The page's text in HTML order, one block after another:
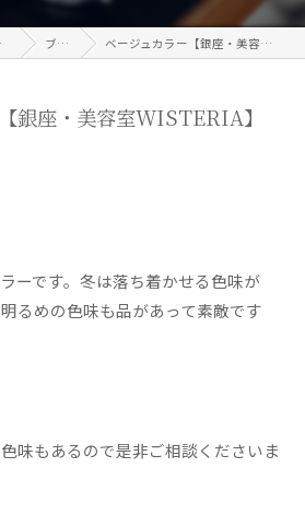
ブログ ベージュカラー【銀座・美容室WISTERIA】
銀座・美容室WISTERIA】
ーです。冬は落ち着かせる色味が
るめの色味も品があって素敵です
味もあるので是非ご相談くださいま